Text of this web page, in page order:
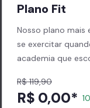
Plano Fit
Nosso plano mais
se exercitar
academia que
R$ 119,90
R$ 0,00*